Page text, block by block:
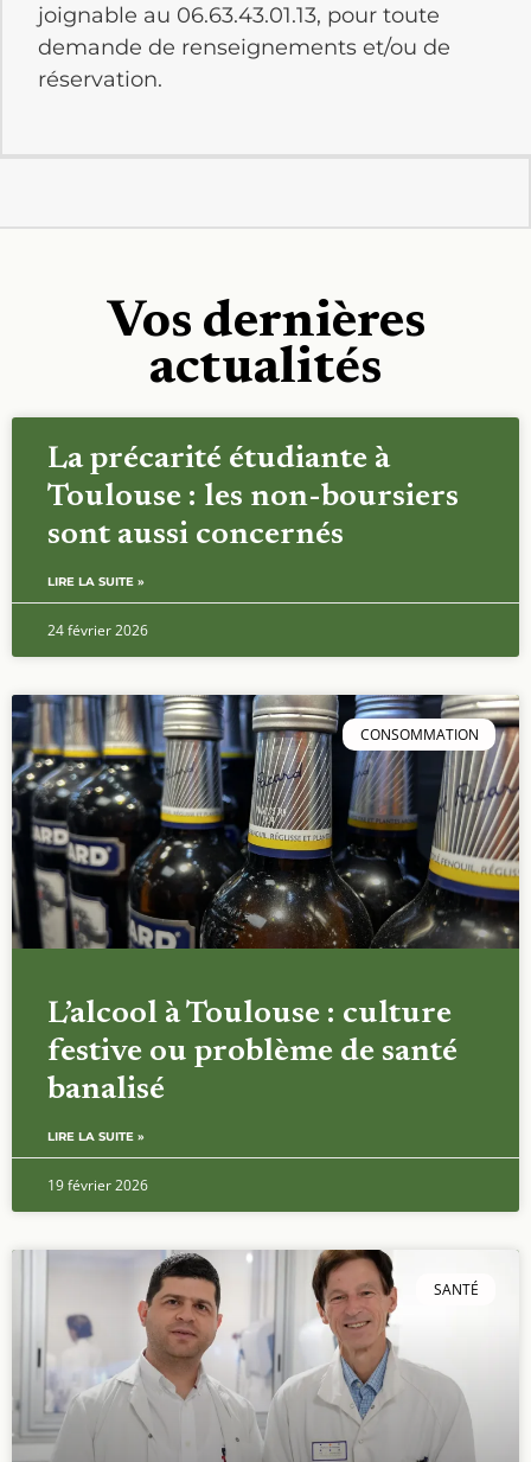
joignable au 06.63.43.01.13, pour toute
demande de renseignements et/ou de
réservation.
Vos dernières
actualités
La précarité étudiante à
Toulouse : les non-boursiers
sont aussi concernés
LIRE LA SUITE »
24 février 2026
CONSOMMATION
L’alcool à Toulouse : culture
festive ou problème de santé
banalisé
LIRE LA SUITE »
19 février 2026
SANTÉ